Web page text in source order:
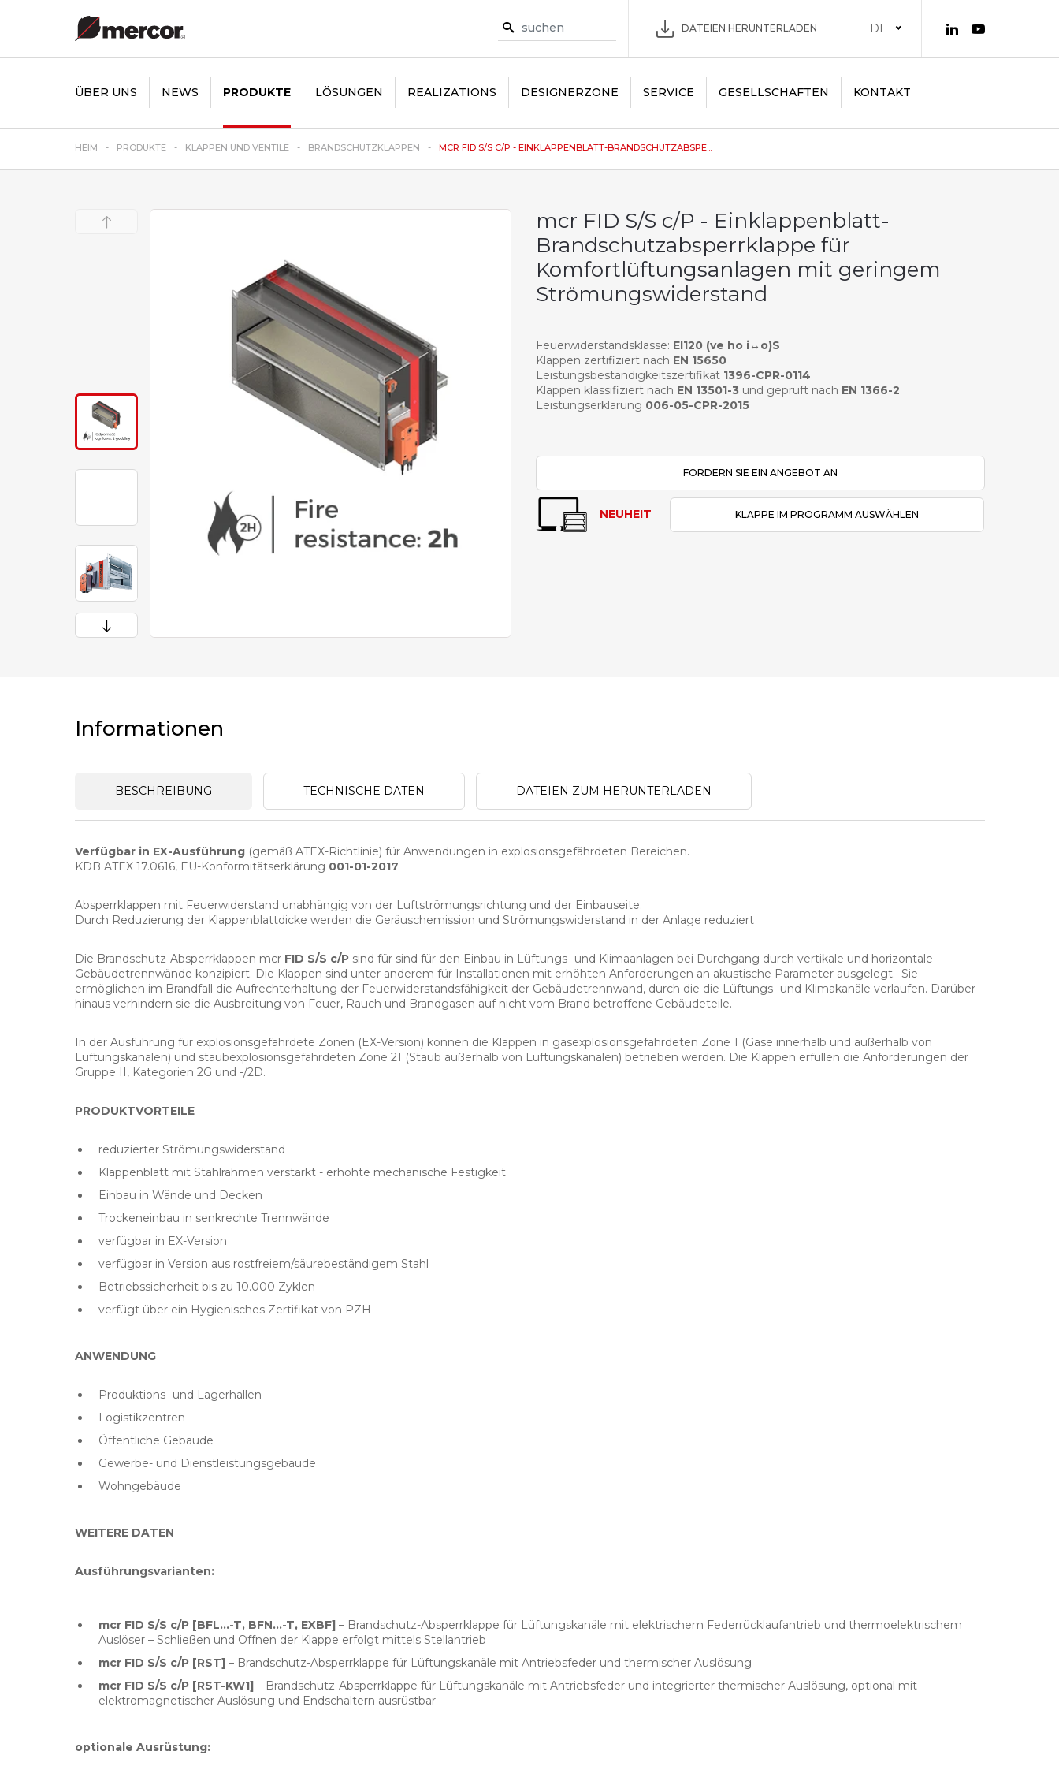
DATEIEN HERUNTERLADEN DE
ÜBER UNS NEWS PRODUKTE LÖSUNGEN REALIZATIONS DESIGNERZONE SERVICE GESELLSCHAFTEN KONTAKT
HEIM PRODUKTE KLAPPEN UND VENTILE BRANDSCHUTZKLAPPEN MCR FID S/S C/P - EINKLAPPENBLATT-BRANDSCHUTZABSPE...
mcr FID S/S c/P - Einklappenblatt-
Brandschutzabsperrklappe für
Komfortlüftungsanlagen mit geringem
Strömungswiderstand
Feuerwiderstandsklasse: EI120 (ve ho i↔o)S
Klappen zertifiziert nach EN 15650
Leistungsbeständigkeitszertifikat 1396-CPR-0114
Klappen klassifiziert nach EN 13501-3 und geprüft nach EN 1366-2
Leistungserklärung 006-05-CPR-2015
FORDERN SIE EIN ANGEBOT AN
NEUHEIT KLAPPE IM PROGRAMM AUSWÄHLEN
Informationen
BESCHREIBUNG TECHNISCHE DATEN DATEIEN ZUM HERUNTERLADEN
Verfügbar in EX-Ausführung(gemäß ATEX-Richtlinie) für Anwendungen in explosionsgefährdeten Bereichen.
KDB ATEX 17.0616, EU-Konformitätserklärung 001-01-2017
Absperrklappen mit Feuerwiderstand unabhängig von der Luftströmungsrichtung und der Einbauseite.
Durch Reduzierung der Klappenblattdicke werden die Geräuschemission und Strömungswiderstand in der Anlage reduziert
Die Brandschutz-Absperrklappen mcr FID S/S c/P sind für sind für den Einbau in Lüftungs- und Klimaanlagen bei Durchgang durch vertikale und horizontale
Gebäudetrennwände konzipiert. Die Klappen sind unter anderem für Installationen mit erhöhten Anforderungen an akustische Parameter ausgelegt. Sie
ermöglichen im Brandfall die Aufrechterhaltung der Feuerwiderstandsfähigkeit der Gebäudetrennwand, durch die die Lüftungs- und Klimakanäle verlaufen. Darüber
hinaus verhindern sie die Ausbreitung von Feuer, Rauch und Brandgasen auf nicht vom Brand betroffene Gebäudeteile.
In der Ausführung für explosionsgefährdete Zonen (EX-Version) können die Klappen in gasexplosionsgefährdeten Zone 1 (Gase innerhalb und außerhalb von
Lüftungskanälen) und staubexplosionsgefährdeten Zone 21 (Staub außerhalb von Lüftungskanälen) betrieben werden. Die Klappen erfüllen die Anforderungen der
Gruppe II, Kategorien 2G und -/2D.
PRODUKTVORTEILE
reduzierter Strömungswiderstand
Klappenblatt mit Stahlrahmen verstärkt - erhöhte mechanische Festigkeit
Einbau in Wände und Decken
Trockeneinbau in senkrechte Trennwände
verfügbar in EX-Version
verfügbar in Version aus rostfreiem/säurebeständigem Stahl
Betriebssicherheit bis zu 10.000 Zyklen
verfügt über ein Hygienisches Zertifikat von PZH
ANWENDUNG
Produktions- und Lagerhallen
Logistikzentren
Öffentliche Gebäude
Gewerbe- und Dienstleistungsgebäude
Wohngebäude
WEITERE DATEN
Ausführungsvarianten:
mcr FID S/S c/P [BFL...-T, BFN...-T, EXBF] – Brandschutz-Absperrklappe für Lüftungskanäle mit elektrischem Federrücklaufantrieb und thermoelektrischem
Auslöser – Schließen und Öffnen der Klappe erfolgt mittels Stellantrieb
mcr FID S/S c/P [RST]– Brandschutz-Absperrklappe für Lüftungskanäle mit Antriebsfeder und thermischer Auslösung
mcr FID S/S c/P [RST-KW1] – Brandschutz-Absperrklappe für Lüftungskanäle mit Antriebsfeder und integrierter thermischer Auslösung, optional mit
elektromagnetischer Auslösung und Endschaltern ausrüstbar
optionale Ausrüstung: